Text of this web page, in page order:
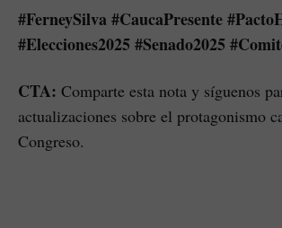
#FerneySilva #CaucaPresente
#Elecciones2025 #Senado2025
CTA: Comparte esta nota y síguenos
actualizaciones sobre el protagonismo
Congreso.